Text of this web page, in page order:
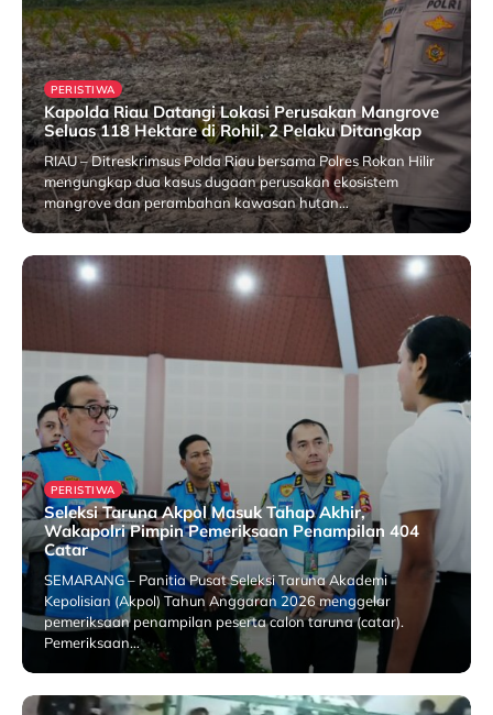
PERISTIWA
Kapolda Riau Datangi Lokasi Perusakan Mangrove
Seluas 118 Hektare di Rohil, 2 Pelaku Ditangkap
RIAU – Ditreskrimsus Polda Riau bersama Polres Rokan Hilir
mengungkap dua kasus dugaan perusakan ekosistem
mangrove dan perambahan kawasan hutan…
25 July 2026
PERISTIWA
Seleksi Taruna Akpol Masuk Tahap Akhir,
Wakapolri Pimpin Pemeriksaan Penampilan 404
Catar
SEMARANG – Panitia Pusat Seleksi Taruna Akademi
Kepolisian (Akpol) Tahun Anggaran 2026 menggelar
pemeriksaan penampilan peserta calon taruna (catar).
Pemeriksaan…
25 July 2026